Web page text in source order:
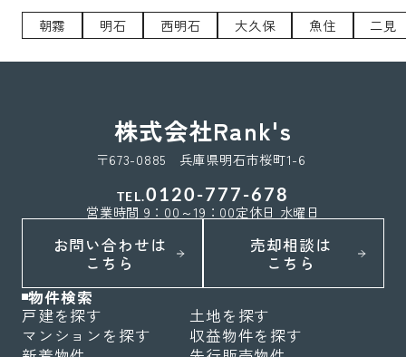
朝霧 明石 西明石 大久保 魚住 二見
株式会社Rank's
〒673-0885 兵庫県明石市桜町1-6
TEL.0120-777-678
営業時間 9：00～19：00定休日 水曜日
お問い合わせは
こちら
売却相談は
こちら
物件検索
戸建を探す
土地を探す
マンションを探す
収益物件を探す